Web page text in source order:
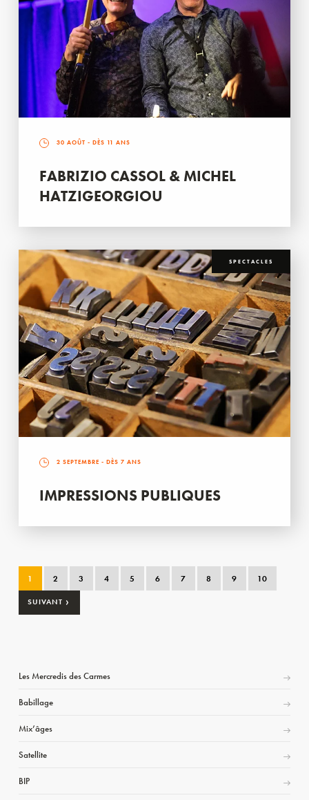
30 AOÛT - DÈS 11 ANS
FABRIZIO CASSOL & MICHEL
HATZIGEORGIOU
SPECTACLES
2 SEPTEMBRE - DÈS 7 ANS
IMPRESSIONS PUBLIQUES
1 2 3 4 5 6 7 8 9 10
SUIVANT ›
Les Mercredis des Carmes
Babillage
Mix’âges
Satellite
BIP